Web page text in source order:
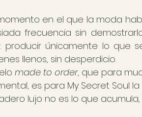
en el que la moda
frecuencia sin
producir únicamente lo que
llenos, sin desperdicio.
made to order, que para
es para My Secret Soul
lujo no es lo que